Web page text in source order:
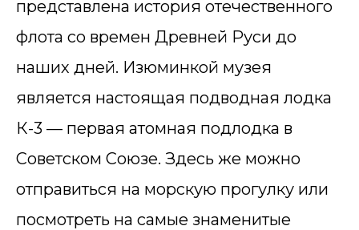
представлена история отечественного
флота со времен Древней Руси до
наших дней. Изюминкой музея
является настоящая подводная лодка
К-3 — первая атомная подлодка в
Советском Союзе. Здесь же можно
отправиться на морскую прогулку или
посмотреть на самые знаменитые